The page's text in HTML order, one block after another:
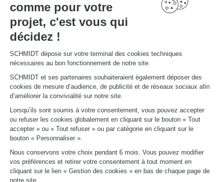
comme pour votre
projet, c'est vous qui
décidez !
SCHMIDT dépose sur votre terminal des cookies techniques
nécessaires au bon fonctionnement de notre site.
SCHMIDT et ses partenaires souhaiteraient également déposer des
cookies de mesure d’audience, de publicité et de réseaux sociaux afin
d’améliorer la convivialité sur notre site.
Lorsqu’ils sont soumis à votre consentement, vous pouvez accepter
ou refuser les cookies globalement en cliquant sur le bouton « Tout
accepter » ou « Tout refuser » ou par catégorie en cliquant sur le
bouton « Personnaliser ».
Nous conservons votre choix pendant 6 mois. Vous pouvez modifier
vos préférences et retirer votre consentement à tout moment en
cliquant sur le lien « Gestion des cookies » en bas de chaque page de
notre site.
VOTRE PROJET
Mon espace projet
Configurer en 3D
Nous contacter
Trouver mon magasin
Le club by Schmidt
PRENDRE RENDEZ-VOUS
LIENS UTILES
Promotions
Fiches produits
Guides de pose et d’entretien
Consulter notre catalogue
À PROPOS
Actualités du groupe